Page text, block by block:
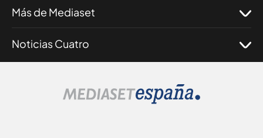
Más de Mediaset
Noticias Cuatro